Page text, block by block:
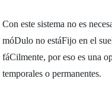
Con este sistema no es
móDulo no estáFijo en el
fáCilmente, por eso es una
temporales o permanentes.